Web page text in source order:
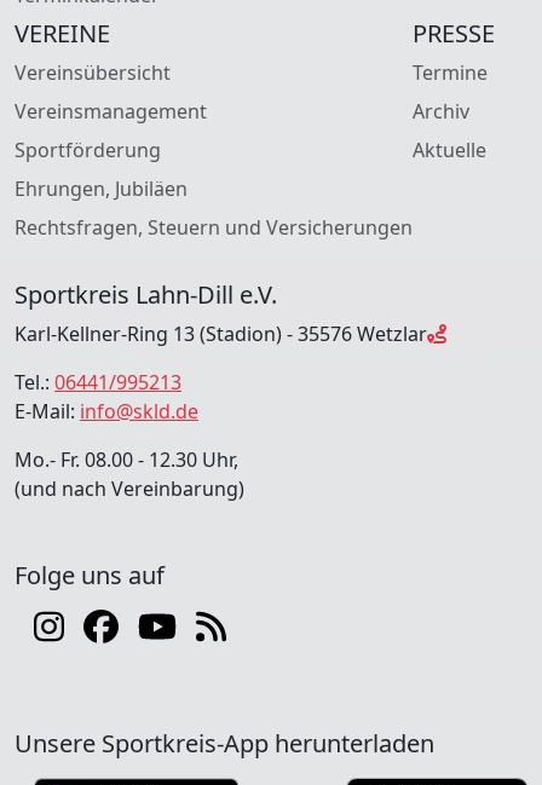
VEREINE
Vereinsübersicht
Vereinsmanagement
Sportförderung
Ehrungen, Jubiläen
Rechtsfragen, Steuern und Versicherungen
PRESSE
Termine
Archiv
Aktuelle
Sportkreis Lahn-Dill e.V.
Karl-Kellner-Ring 13 (Stadion) - 35576 Wetzlar
Tel.: 06441/995213
E-Mail: info@skld.de
Mo.- Fr. 08.00 - 12.30 Uhr,
(und nach Vereinbarung)
Folge uns auf
Unsere Sportkreis-App herunterladen